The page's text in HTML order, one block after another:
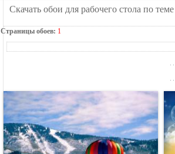
Скачать обои для рабочего стола по
Страницы обоев: 1